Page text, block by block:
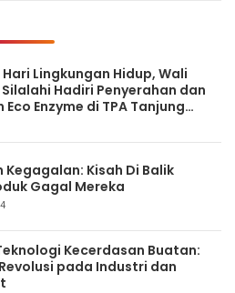
Lingkungan Hidup, Wali
Hadiri Penyerahan dan
Enzyme di TPA Tanjung
Kegagalan: Kisah Di Balik
Gagal Mereka
Kecerdasan Buatan:
pada Industri dan